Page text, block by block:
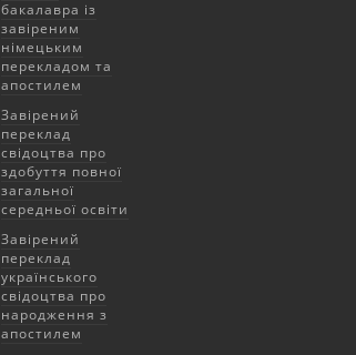
бакалавра із
завіреним
німецьким
перекладом та
апостилем
Завірений
переклад
свідоцтва про
здобуття повної
загальної
середньої освіти
Завірений
переклад
українського
свідоцтва про
народження з
апостилем